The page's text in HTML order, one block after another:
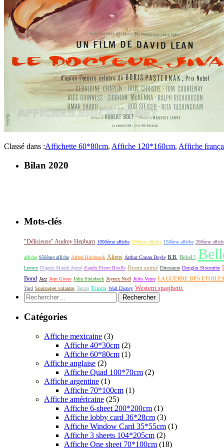
Classé dans :Affichette 60*80cm, Affiche 120*160cm, Affiche
Bilan 2020
Mots-clés
"Délicieuse" Audrey Hepburn 1000ème affiche 100ème affiche 150ème affiche 200ème
affiche 950ème affiche Alfred Hitchcock Aliens Arthur Conan Doyle B.B. Bebel !
Leroux D'après Marcel Aymé d'après Pierre Boulle Dessin animé Dinosaure Douglas Slocombe
Bond Jazz Jean Giono John Steinbeck Joyeux Noël Jules Verne LA GUERRE DES ETOILES
Yard Soucoupes volantes Tarzan Trinita Walt Disney Western spaghetti
Rechercher :
Catégories
Affiche mexicaine (3)
Affiche 40*30cm (2)
Affiche 60*80cm (1)
Affiche anglaise (2)
Affiche Quad 100*70cm (2)
Affiche argentine (1)
Affiche 70*100cm (1)
Affiche américaine (25)
Affiche 6-sheet 200*200cm (1)
Affiche lobby card 36*28cm (3)
Affiche Window Card 35*55cm (1)
Affiche 3 sheets 104*205cm (2)
Affiche One sheet 70*100cm (18)